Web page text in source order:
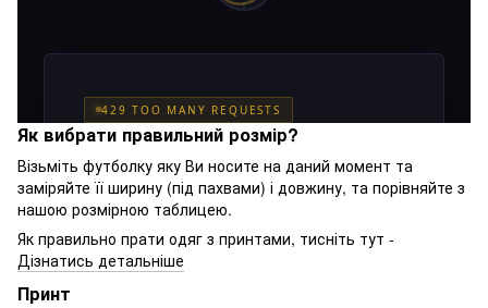
Як вибрати правильний розмір?
Візьміть футболку яку Ви носите на даний момент та
заміряйте її ширину (під пахвами) і довжину, та порівняйте з
нашою розмірною таблицею.
Як правильно прати одяг з принтами, тисніть тут -
Дізнатись детальніше
Принт